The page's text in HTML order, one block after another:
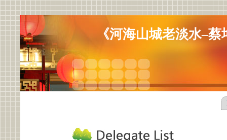
《河海山城老淡水–